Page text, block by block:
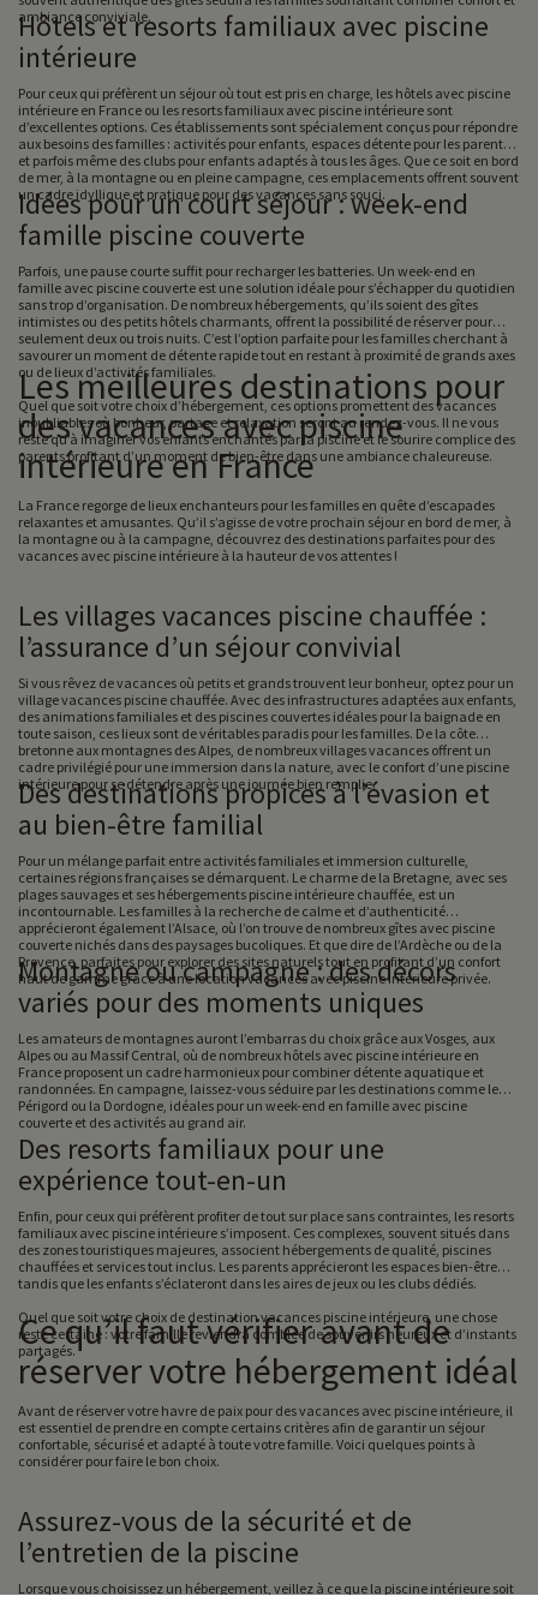
ambiance conviviale.
Hôtels et resorts familiaux avec piscine
intérieure
Pour ceux qui préfèrent un séjour où tout est pris en charge, les hôtels avec piscine
intérieure en France ou les resorts familiaux avec piscine intérieure sont
d’excellentes options. Ces établissements sont spécialement conçus pour répondre
aux besoins des familles : activités pour enfants, espaces détente pour les parents,
et parfois même des clubs pour enfants adaptés à tous les âges. Que ce soit en bord
de mer, à la montagne ou en pleine campagne, ces emplacements offrent souvent
un cadre idyllique et pratique pour des vacances sans souci.
Idées pour un court séjour : week-end
famille piscine couverte
Parfois, une pause courte suffit pour recharger les batteries. Un week-end en
famille avec piscine couverte est une solution idéale pour s’échapper du quotidien
sans trop d’organisation. De nombreux hébergements, qu’ils soient des gîtes
intimistes ou des petits hôtels charmants, offrent la possibilité de réserver pour
seulement deux ou trois nuits. C’est l’option parfaite pour les familles cherchant à
savourer un moment de détente rapide tout en restant à proximité de grands axes
ou de lieux d’activités familiales.
Quel que soit votre choix d’hébergement, ces options promettent des vacances
inoubliables où bonheur, partage et relaxation seront au rendez-vous. Il ne vous
reste qu’à imaginer vos enfants enchantés par la piscine et le sourire complice des
parents profitant d’un moment de bien-être dans une ambiance chaleureuse.
Les meilleures destinations pour
des vacances avec piscine
intérieure en France
La France regorge de lieux enchanteurs pour les familles en quête d’escapades
relaxantes et amusantes. Qu’il s’agisse de votre prochain séjour en bord de mer, à
la montagne ou à la campagne, découvrez des destinations parfaites pour des
vacances avec piscine intérieure à la hauteur de vos attentes !
Les villages vacances piscine chauffée :
l’assurance d’un séjour convivial
Si vous rêvez de vacances où petits et grands trouvent leur bonheur, optez pour un
village vacances piscine chauffée. Avec des infrastructures adaptées aux enfants,
des animations familiales et des piscines couvertes idéales pour la baignade en
toute saison, ces lieux sont de véritables paradis pour les familles. De la côte
bretonne aux montagnes des Alpes, de nombreux villages vacances offrent un
cadre privilégié pour une immersion dans la nature, avec le confort d’une piscine
intérieure pour se détendre après une journée bien remplie.
Des destinations propices à l’évasion et
au bien-être familial
Pour un mélange parfait entre activités familiales et immersion culturelle,
certaines régions françaises se démarquent. Le charme de la Bretagne, avec ses
plages sauvages et ses hébergements piscine intérieure chauffée, est un
incontournable. Les familles à la recherche de calme et d’authenticité
apprécieront également l’Alsace, où l’on trouve de nombreux gîtes avec piscine
couverte nichés dans des paysages bucoliques. Et que dire de l’Ardèche ou de la
Provence, parfaites pour explorer des sites naturels tout en profitant d’un confort
haut de gamme grâce à une location vacances avec piscine intérieure privée.
Montagne ou campagne : des décors
variés pour des moments uniques
Les amateurs de montagnes auront l’embarras du choix grâce aux Vosges, aux
Alpes ou au Massif Central, où de nombreux hôtels avec piscine intérieure en
France proposent un cadre harmonieux pour combiner détente aquatique et
randonnées. En campagne, laissez-vous séduire par les destinations comme le
Périgord ou la Dordogne, idéales pour un week-end en famille avec piscine
couverte et des activités au grand air.
Des resorts familiaux pour une
expérience tout-en-un
Enfin, pour ceux qui préfèrent profiter de tout sur place sans contraintes, les resorts
familiaux avec piscine intérieure s’imposent. Ces complexes, souvent situés dans
des zones touristiques majeures, associent hébergements de qualité, piscines
chauffées et services tout inclus. Les parents apprécieront les espaces bien-être
tandis que les enfants s’éclateront dans les aires de jeux ou les clubs dédiés.
Quel que soit votre choix de destination vacances piscine intérieure, une chose
reste certaine : votre famille reviendra comblée de souvenirs heureux et d’instants
partagés.
Ce qu’il faut vérifier avant de
réserver votre hébergement idéal
Avant de réserver votre havre de paix pour des vacances avec piscine intérieure, il
est essentiel de prendre en compte certains critères afin de garantir un séjour
confortable, sécurisé et adapté à toute votre famille. Voici quelques points à
considérer pour faire le bon choix.
Assurez-vous de la sécurité et de
l’entretien de la piscine
Lorsque vous choisissez un hébergement, veillez à ce que la piscine intérieure soit